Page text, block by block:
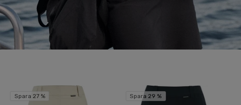
Spara 27 % Spara 29 %